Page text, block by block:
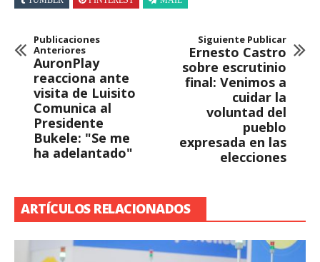
Publicaciones
Anteriores
AuronPlay
reacciona ante
visita de Luisito
Comunica al
Presidente
Bukele: "Se me
ha adelantado"
Siguiente Publicar
Ernesto Castro
sobre escrutinio
final: Venimos a
cuidar la
voluntad del
pueblo
expresada en las
elecciones
ARTÍCULOS RELACIONADOS